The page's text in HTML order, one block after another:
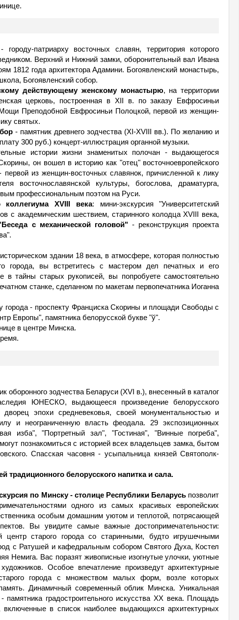
патриарху восточных славян, территория которого
Верхний и Нижний замки, оборонительный вал Ивана
1812 года архитектора Адамини. Богоявленский монастырь,
Богоявленский собор.
действующему женскому монастырю, на территории
церковь, построенная в XII в. по заказу Евфросиньи
Преподобной Евфросиньи Полоцкой, первой из женщин-
святых.
- памятник древнего зодчества (XI-XVIII вв.). По желанию и
300 руб.) концерт-иллюстрация органной музыки.
истории жизни знаменитых полочан - выдающегося
он вошел в историю как "отец" восточноевропейского
из женщин-восточных славянок, причисленной к лику
восточнославянской культуры, богослова, драматурга,
профессиональным поэтом на Руси.
коллегиума XVIII века: мини-экскурсия "Университетский
с академическим шествием, старинного колодца XVIII века,
с механической головой"- реконструкция проекта
здании 18 века, в атмосфере, которая полностью
города, вы встретитесь с мастером дел печатных и его
в тайны старых рукописей, вы попробуете самостоятельно
станке, сделанном по макетам первопечатника Иоганна
города - проспекту Франциска Скорины и площади Свободы с
Европы", памятника белорусской букве "ў".
в центре Минска.
оборонного зодчества Беларуси (XVI в.), внесенный в каталог
ЮНЕСКО, выдающееся произведение белорусского
дворец эпохи средневековья, своей монументальностью и
и неограниченную власть феодала. 29 экспозиционных
изба", "Портретный зал", "Гостиная", "Винные погреба",
познакомиться с историей всех владельцев замка, бытом
Спасская часовня - усыпальница князей Святополк-
традиционного белорусского напитка и сала.
по Минску - столице Республики Беларусь позволит
одного из самых красивых европейских
особым домашним уютом и теплотой, потрясающей
Вы увидите самые важные достопримечательности:
центр старого города со старинными, будто игрушечными
с Ратушей и кафедральным собором Святого Духа, Костел
Немига. Вас поразят живописные изогнутые улочки, уютные
Особое впечатление произведут архитектурные
старого города с множеством малых форм, возле которых
Динамичный современный облик Минска. Уникальная
памятника градостроительного искусства XX века. Площадь
в список наиболее выдающихся архитектурных